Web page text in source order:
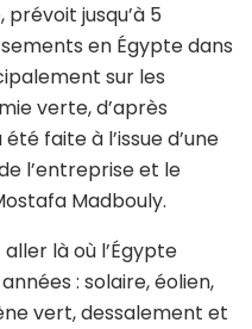
jusqu’à 5
en Égypte dans
sur les
verte, d’après
faite à l’issue d’une
l’entreprise et le
Madbouly.
là où l’Égypte
: solaire, éolien,
vert, dessalement et